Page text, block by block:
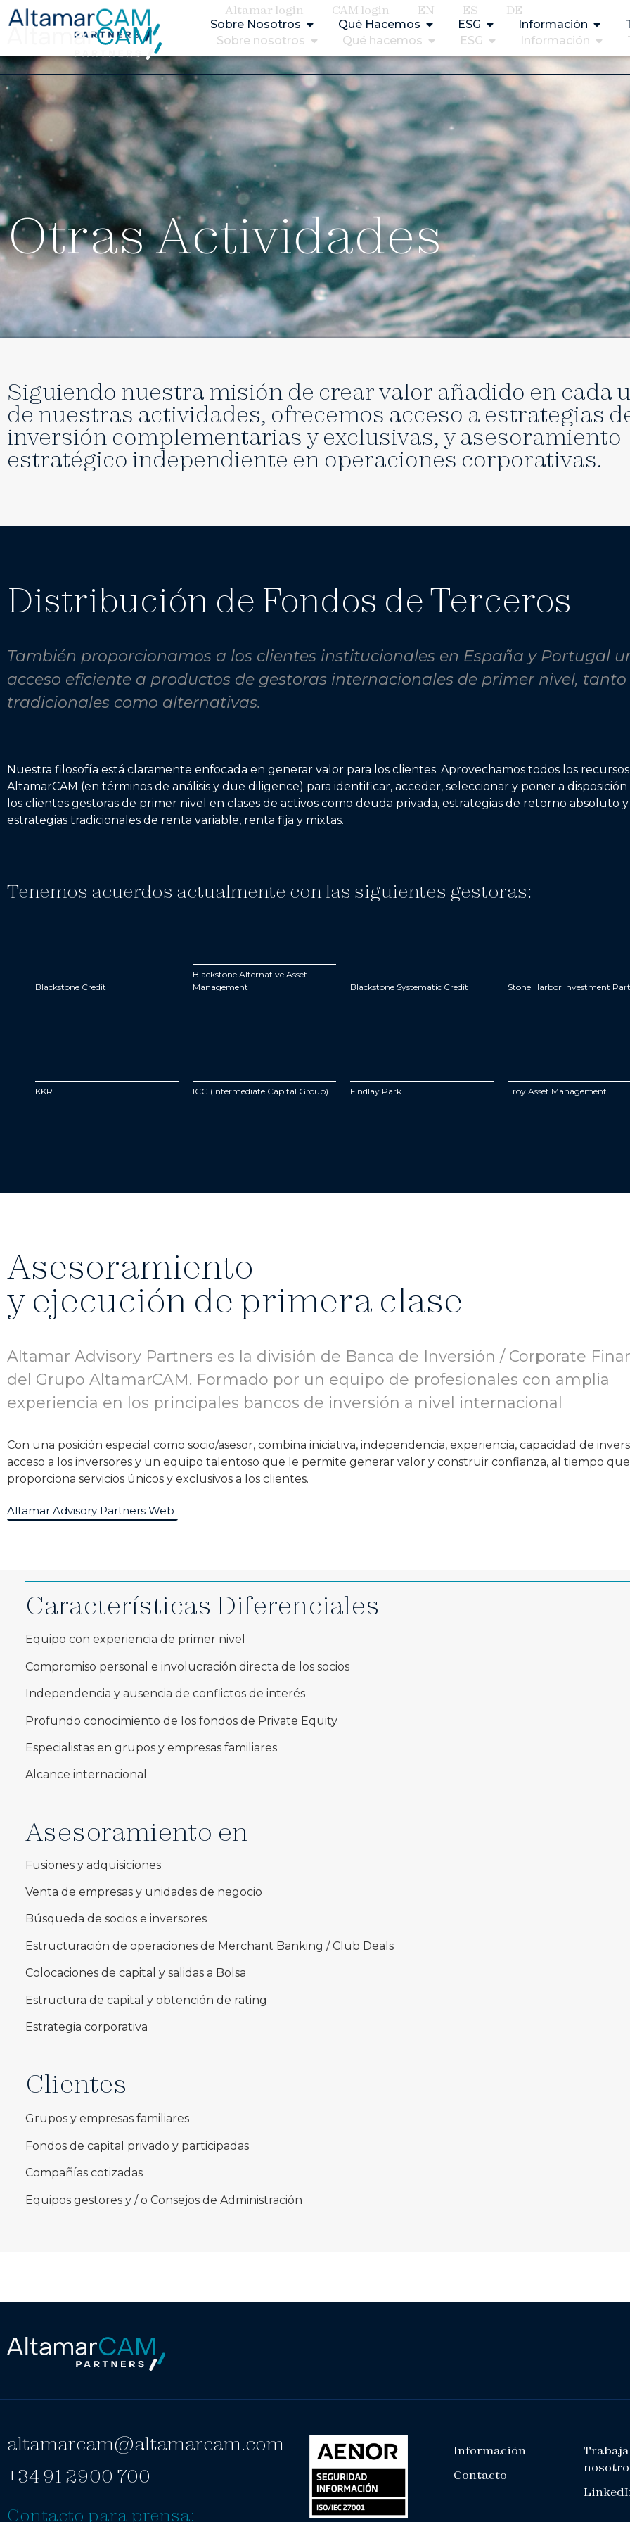
Altamar login CAM login EN ES DE
Sobre nosotros Qué hacemos ESG Información
Sobre Nosotros Qué Hacemos ESG Información
Otras Actividades
Siguiendo nuestra misión de crear valor añadido en cada
de nuestras actividades, ofrecemos acceso a estrategias
inversión complementarias y exclusivas, y asesoramiento
estratégico independiente en operaciones corporativas.
Distribución de Fondos de Terceros
También proporcionamos a los clientes institucionales en España y Portugal
acceso eficiente a productos de gestoras internacionales de primer nivel, tanto
tradicionales como alternativas.
Nuestra filosofía está claramente enfocada en generar valor para los clientes. Aprovechamos todos los
AltamarCAM (en términos de análisis y due diligence) para identificar, acceder, seleccionar y poner a disposición
los clientes gestoras de primer nivel en clases de activos como deuda privada, estrategias de retorno absoluto y
estrategias tradicionales de renta variable, renta fija y mixtas.
Tenemos acuerdos actualmente con las siguientes gestoras:
Blackstone Credit
Blackstone Alternative Asset
Management
Blackstone Systematic Credit Stone Harbor Investment
KKR ICG (Intermediate Capital Group) Findlay Park Troy Asset Management
Asesoramiento
y ejecución de primera clase
Altamar Advisory Partners es la división de Banca de Inversión / Corporate
del Grupo AltamarCAM. Formado por un equipo de profesionales con amplia
experiencia en los principales bancos de inversión a nivel internacional
Con una posición especial como socio/asesor, combina iniciativa, independencia, experiencia, capacidad de
acceso a los inversores y un equipo talentoso que le permite generar valor y construir confianza, al tiempo que
proporciona servicios únicos y exclusivos a los clientes.
Altamar Advisory Partners Web
Características Diferenciales
Equipo con experiencia de primer nivel
Compromiso personal e involucración directa de los socios
Independencia y ausencia de conflictos de interés
Profundo conocimiento de los fondos de Private Equity
Especialistas en grupos y empresas familiares
Alcance internacional
Asesoramiento en
Fusiones y adquisiciones
Venta de empresas y unidades de negocio
Búsqueda de socios e inversores
Estructuración de operaciones de Merchant Banking / Club Deals
Colocaciones de capital y salidas a Bolsa
Estructura de capital y obtención de rating
Estrategia corporativa
Clientes
Grupos y empresas familiares
Fondos de capital privado y participadas
Compañías cotizadas
Equipos gestores y / o Consejos de Administración
altamarcam@altamarcam.com
+34 91 2900 700
Contacto para prensa:
Información
Contacto
Trabaja